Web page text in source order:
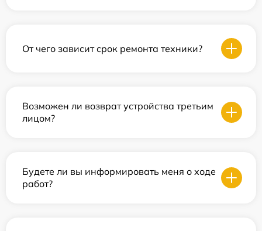
От чего зависит срок ремонта техники?
Возможен ли возврат устройства третьим
лицом?
Будете ли вы информировать меня о ходе
работ?